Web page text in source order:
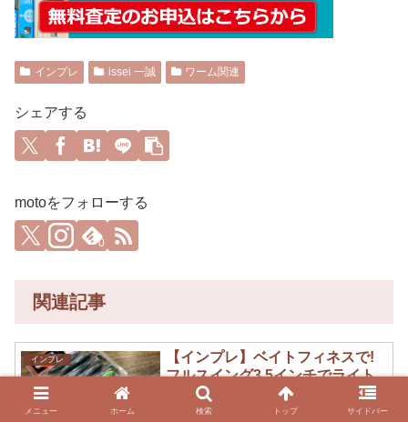
インプレ issei 一誠 ワーム関連
シェアする
motoをフォローする
0
関連記事
インプレ
【インプレ】ベイトフィネスで!
フルスイング3.5インチでライト
な釣りへ
motoいいサイズ感ですねどうもmotoで
メニュー ホーム 検索 トップ サイドバー